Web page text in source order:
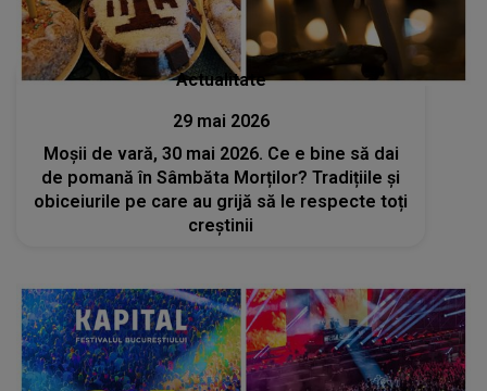
Actualitate
29 mai 2026
Moșii de vară, 30 mai 2026. Ce e bine să dai
de pomană în Sâmbăta Morților? Tradițiile și
obiceiurile pe care au grijă să le respecte toți
creștinii